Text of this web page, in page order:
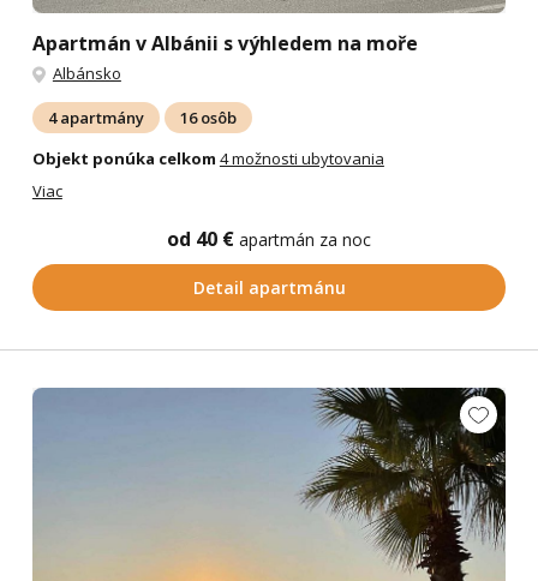
Apartmán v Albánii s výhledem na moře
Albánsko
4 apartmány
16 osôb
Objekt ponúka celkom 4 možnosti ubytovania
Viac
od 40 € apartmán za noc
Detail apartmánu